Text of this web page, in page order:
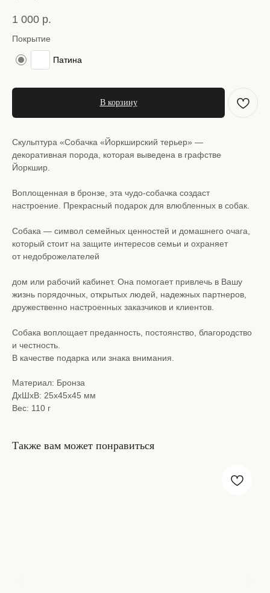
1 000 р.
Покрытие
Патина
В корзину
Скульптура «Собачка «Йоркширский терьер» —
декоративная порода, которая выведена в графстве
Йоркшир.
Воплощенная в бронзе, эта чудо-собачка создаст
настроение. Прекрасный подарок для влюбленных в собак.
Собака — символ семейных ценностей и домашнего очага,
который стоит на защите интересов семьи и охраняет
от недоброжелателей
дом или рабочий кабинет. Она помогает привлечь в Вашу
жизнь порядочных, открытых людей, надежных партнеров,
дружественно настроенных заказчиков и клиентов.
Собака воплощает преданность, постоянство, благородство
и честность.
В качестве подарка или знака внимания.
Материал: Бронза
ДxШxВ: 25x45x45 мм
Вес: 110 г
Также вам может понравиться